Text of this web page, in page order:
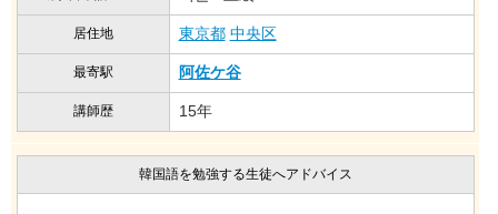
居住地 東京都 中央区
最寄駅 阿佐ケ谷
講師歴 15年
韓国語を勉強する生徒へアドバイス